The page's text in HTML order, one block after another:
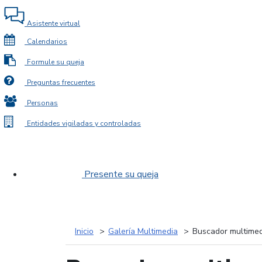
Asistente virtual
Calendarios
Formule su queja
Preguntas frecuentes
Personas
Entidades vigiladas y controladas
Presente su queja
Inicio Galería Multimedia Buscador